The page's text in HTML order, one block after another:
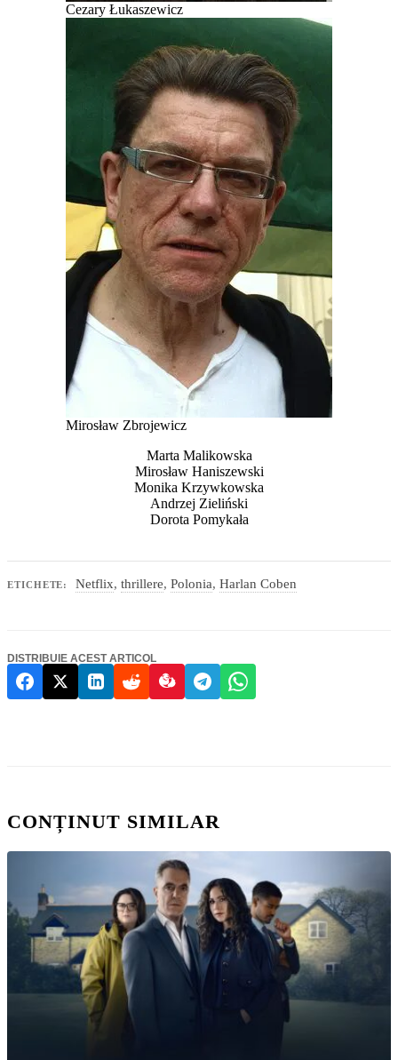
Cezary Łukaszewicz
Mirosław Zbrojewicz
Marta Malikowska
Mirosław Haniszewski
Monika Krzywkowska
Andrzej Zieliński
Dorota Pomykała
ETICHETE: Netflix, thrillere, Polonia, Harlan Coben
DISTRIBUIE ACEST ARTICOL
CONȚINUT SIMILAR